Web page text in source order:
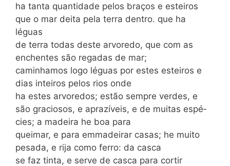
ha tanta quantidade pelos braços e esteiros
que o mar deita pela terra dentro. que ha
léguas
de terra todas deste arvoredo, que com as
enchentes são regadas de mar;
caminhamos logo léguas por estes esteiros e
dias inteiros pelos rios onde
ha estes arvoredos; estão sempre verdes, e
são graciosos, e aprazíveis, e de muitas espé­
cies; a madeira he boa para
queimar, e para emmadeirar casas; he muito
pesada, e rija como ferro: da casca
se faz tinta, e serve de casca para cortir